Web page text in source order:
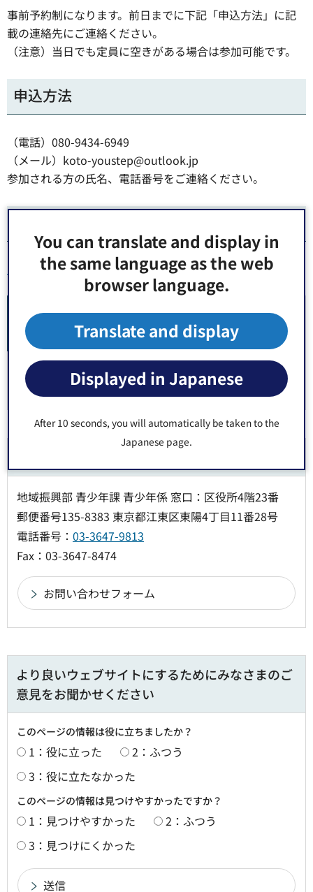
You can translate and display in
the same language as the web
browser language.
Translate and display
Displayed in Japanese
After 10 seconds, you will automatically be taken to the
Japanese page.
事前予約制になります。前日までに下記「申込方法」に記
載の連絡先にご連絡ください。
（注意）当日でも定員に空きがある場合は参加可能です。
申込方法
（電話）080-9434-6949
（メール）koto-youstep@outlook.jp
参加される方の氏名、電話番号をご連絡ください。
こうとうゆーすてっぷ（青少年相談）
関連リンク
こうとうゆーすてっぷ（労働者協同組合ワーカーズ
コープ・センター事業団）（外部サイトへリンク）
（別ウィンドウで開きます）
地域振興部 青少年課 青少年係 窓口：区役所4階23番
郵便番号135-8383 東京都江東区東陽4丁目11番28号
電話番号： 03-3647-9813
Fax：03-3647-8474
より良いウェブサイトにするためにみなさまのご
意見をお聞かせください
このページの情報は役に立ちましたか？
1：役に立った
2：ふつう
3：役に立たなかった
このページの情報は見つけやすかったですか？
1：見つけやすかった
2：ふつう
3：見つけにくかった